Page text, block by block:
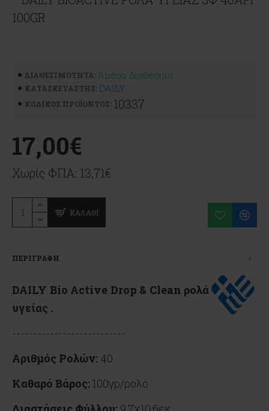
ΔΙΑΘΕΣΙΜΌΤΗΤΑ: Άμεσα Διαθέσιμο
ΚΑΤΑΣΚΕΥΑΣΤΉΣ: DAILY
ΚΩΔΙΚΌΣ ΠΡΟΪΌΝΤΟΣ: 10337
17,00€
Χωρίς ΦΠΑ: 13,71€
ΚΑΛΆΘΙ
ΠΕΡΙΓΡΑΦΉ
DAILY Bio Active Drop & Clean ρολά
υγείας .
---------------------------
Αριθμός Ρολών: 40
Καθαρό Βάρος: 100γρ/ρολό